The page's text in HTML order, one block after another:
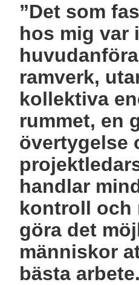
”Det som
hos mig var
ramverk,
kollektiva
rummet, en
övertygelse
handlar
kontroll och
göra det
människor
bästa